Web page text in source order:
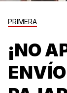
PRIMERA
¡NO